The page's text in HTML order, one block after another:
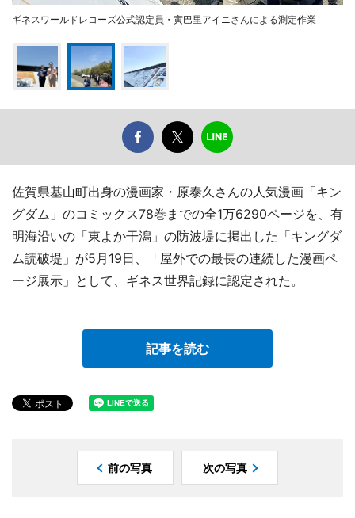
ギネスワールドレコーズ公式認定員・寅巴里アイニさんによる測定作業
佐賀県基山町出身の漫画家・原泰久さんの人気漫画「キン
グダム」のコミックス78巻までの全1万6290ページを、有
明海沿いの「東よか干潟」の防波堤に掲出した「キングダ
ム読破堤」が5月19日、「屋外での最長の連続した漫画ペ
ージ展示」として、ギネス世界記録に認定された。
記事を読む
前の写真 次の写真